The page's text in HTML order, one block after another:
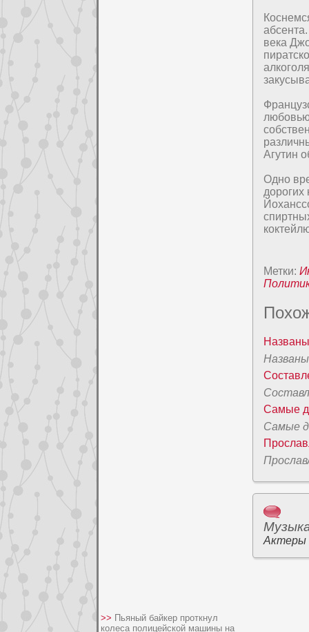
века
Агутин
Одно
дopoгих
Метки:
Самые
Самые
Актеры
>> Пьяный байкер проткнул
колеса полицейской машины на